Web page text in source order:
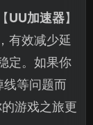
UU加速器】
有效减少延
定。如果你
等问题而
游戏之旅更